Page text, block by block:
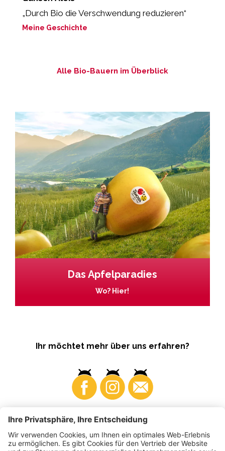
„Durch Bio die Verschwendung reduzieren“
Meine Geschichte
Alle Bio-Bauern im Überblick
Das Apfelparadies
Wo? Hier!
Ihr möchtet mehr über uns erfahren?
Business Produzenten